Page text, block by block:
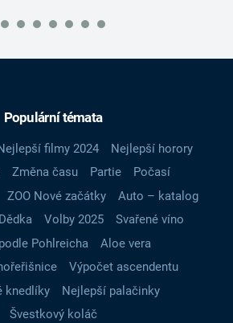
Populární témata
filmy 2024
Nejlepší horory
Změna času Partie
Počasí
ZOO Nové začátky
Auto – katalog
Volby 2025
Svařené víno
Pohlreicha
Aloe vera
Výpočet ascendentu
knedlíky
Nejlepší palačinky
Švestkový koláč